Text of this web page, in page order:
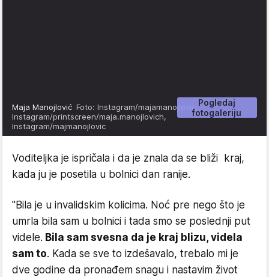
Pogledaj
fotogaleriju
Maja Manojlović Foto: Instagram/majamanojlovic,
Instagram/printscreen/maja.manojlovich,
Instagram/majmanojlovic
Voditeljka je ispričala i da je znala da se bliži kraj,
kada ju je posetila u bolnici dan ranije.
"Bila je u invalidskim kolicima. Noć pre nego što je
umrla bila sam u bolnici i tada smo se poslednji put
videle. Bila sam svesna da je kraj blizu, videla
sam to. Kada se sve to izdešavalo, trebalo mi je
dve godine da pronađem snagu i nastavim život